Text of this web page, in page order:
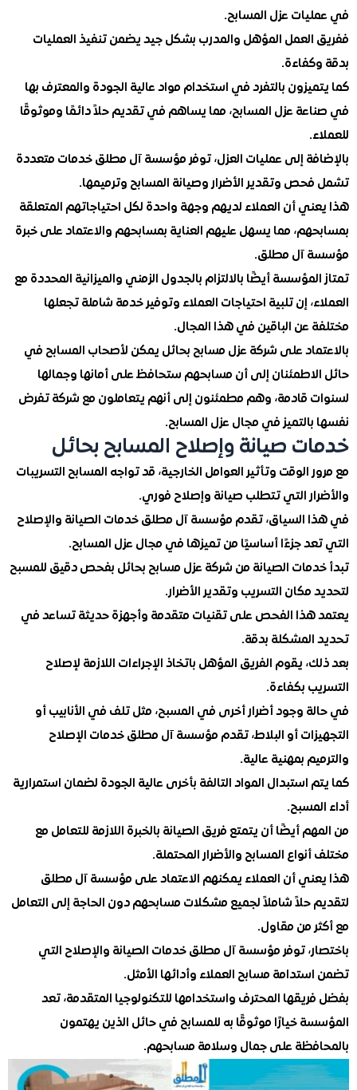
عزل المسابح.
المؤهل والمدرب بشكل جيد يضمن تنفيذ العمليات
بالتفرد في استخدام مواد عالية الجودة والمعترف بها
عزل المسابح، مما يساهم في تقديم حلاً دائمًا وموثوقًا
إلى عمليات العزل، توفر مؤسسة آل مطلق خدمات متعددة
وتقدير الأضرار وصيانة المسابح وترميمها.
أن العملاء لديهم وجهة واحدة لكل احتياجاتهم المتعلقة
مما يسهل عليهم العناية بمسابحهم والاعتماد على خبرة
آل مطلق.
أيضًا بالالتزام بالجدول الزمني والميزانية المحددة مع
إن تلبية احتياجات العملاء وتوفير خدمة شاملة تجعلها
عن الباقين في هذا المجال.
على شركة عزل مسابح بحائل يمكن لأصحاب المسابح في
إلى أن مسابحهم ستحافظ على أمانها وجمالها
قادمة، وهم مطمئنون إلى أنهم يتعاملون مع شركة تفرض
في مجال عزل المسابح.
صيانة وإصلاح المسابح بحائل
الوقت وتأثير العوامل الخارجية، قد تواجه المسابح التسريبات
التي تتطلب صيانة وإصلاح فوري.
السياق، تقدم مؤسسة آل مطلق خدمات الصيانة والإصلاح
جزءًا أساسيًا من تميزها في مجال عزل المسابح.
الصيانة من شركة عزل مسابح بحائل بفحص دقيق للمسبح
مكان التسريب وتقدير الأضرار.
هذا الفحص على تقنيات متقدمة وأجهزة حديثة تساعد في
بدقة.
يقوم الفريق المؤهل باتخاذ الإجراءات اللازمة لإصلاح
بكفاءة.
وجود أضرار أخرى في المسبح، مثل تلف في الأنابيب أو
أو البلاط، تقدم مؤسسة آل مطلق خدمات الإصلاح
بمهنية عالية.
استبدال المواد التالفة بأخرى عالية الجودة لضمان استمرارية
أيضًا أن يتمتع فريق الصيانة بالخبرة اللازمة للتعامل مع
المسابح والأضرار المحتملة.
أن العملاء يمكنهم الاعتماد على مؤسسة آل مطلق
حلاً شاملاً لجميع مشكلات مسابحهم دون الحاجة إلى التعامل
من مقاول.
توفر مؤسسة آل مطلق خدمات الصيانة والإصلاح التي
مسابح العملاء وأدائها الأمثل.
المحترف واستخدامها للتكنولوجيا المتقدمة، تعد
خيارًا موثوقًا به للمسابح في حائل الذين يهتمون
على جمال وسلامة مسابحهم.